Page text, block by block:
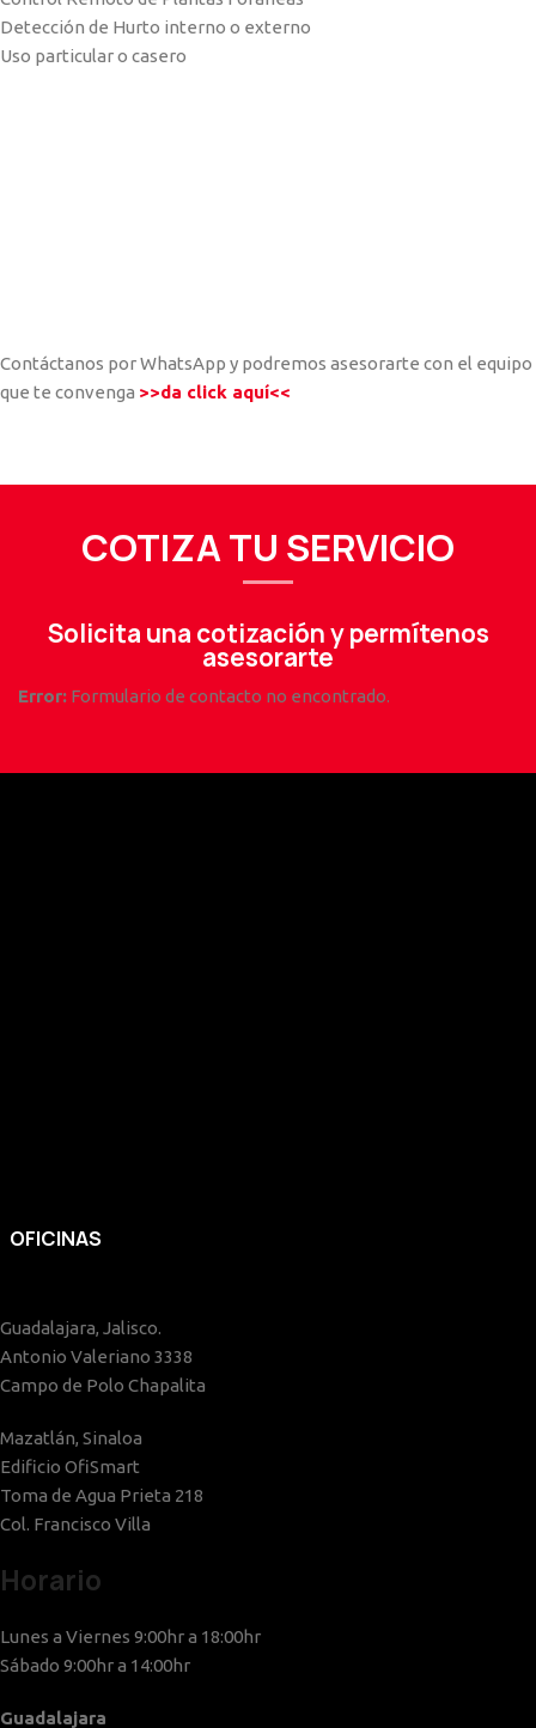
Detección de Hurto interno o externo
Uso particular o casero
Contáctanos por WhatsApp y podremos asesorarte con el equipo
que te convenga >>da click aquí<<
COTIZA TU SERVICIO
Solicita una cotización y permítenos
asesorarte
Error: Formulario de contacto no encontrado.
OFICINAS
Guadalajara, Jalisco.
Antonio Valeriano 3338
Campo de Polo Chapalita
Mazatlán, Sinaloa
Edificio OfiSmart
Toma de Agua Prieta 218
Col. Francisco Villa
Horario
Lunes a Viernes 9:00hr a 18:00hr
Sábado 9:00hr a 14:00hr
Guadalajara